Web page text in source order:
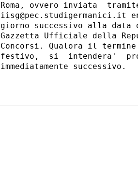
Roma, ovvero inviata
giorno successivo alla data
Gazzetta Ufficiale della
Concorsi. Qualora il
festivo,  si  intendera'
immediatamente successivo.